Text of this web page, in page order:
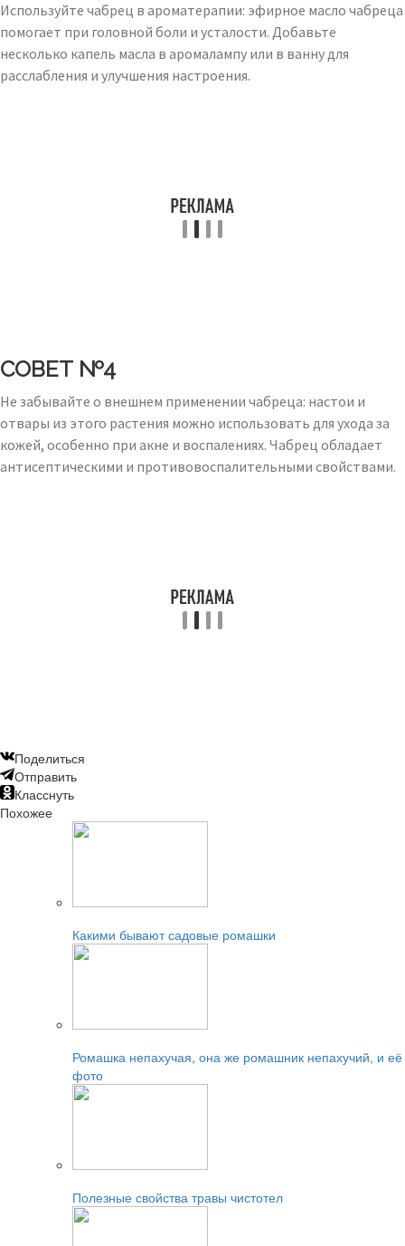
Используйте чабрец в ароматерапии: эфирное масло чабреца
помогает при головной боли и усталости. Добавьте
несколько капель масла в аромалампу или в ванну для
расслабления и улучшения настроения.
СОВЕТ №4
Не забывайте о внешнем применении чабреца: настои и
отвары из этого растения можно использовать для ухода за
кожей, особенно при акне и воспалениях. Чабрец обладает
антисептическими и противовоспалительными свойствами.
Поделиться
Отправить
Класснуть
Похожее
Какими бывают садовые ромашки
Ромашка непахучая, она же ромашник непахучий, и её
фото
Полезные свойства травы чистотел